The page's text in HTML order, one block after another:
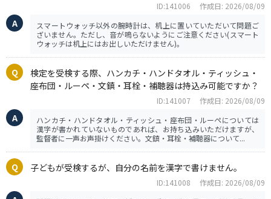
ID:141006
作成日: 2026/08/09
スマートウォッチ以外の腕時計は、机上に置いていただいて問題ご
ざいません。ただし、音が鳴らないようにご注意ください(スマート
ウォッチは机上にはお出しいただけません)。
検定を受検する際、ハンカチ・ハンドタオル・ティッシュ・
座布団・ルーペ・文鎮・耳栓・補聴器は持込み可能ですか？
ID:141007
作成日: 2026/08/09
ハンカチ・ハンドタオル・ティッシュ・座布団・ルーペについては
漢字が書かれていないものであれば、お持ち込みいただけますが、
監督者に一声お声掛けください。文鎮・耳栓・補聴器について...
子どもが受検するが、自分の名前を漢字で書けません。
ID:141008
作成日: 2026/08/09